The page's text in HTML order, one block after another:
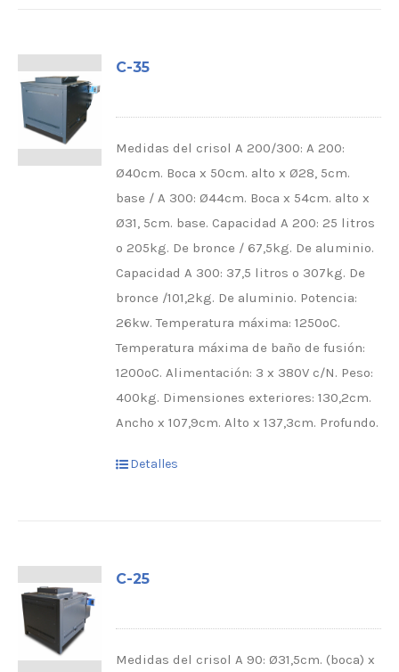
C-35
Medidas del crisol A 200/300: A 200:
Ø40cm. Boca x 50cm. alto x Ø28, 5cm.
base / A 300: Ø44cm. Boca x 54cm. alto x
Ø31, 5cm. base. Capacidad A 200: 25 litros
o 205kg. De bronce / 67,5kg. De aluminio.
Capacidad A 300: 37,5 litros o 307kg. De
bronce /101,2kg. De aluminio. Potencia:
26kw. Temperatura máxima: 1250ºC.
Temperatura máxima de baño de fusión:
1200ºC. Alimentación: 3 x 380V c/N. Peso:
400kg. Dimensiones exteriores: 130,2cm.
Ancho x 107,9cm. Alto x 137,3cm. Profundo.
Detalles
C-25
Medidas del crisol A 90: Ø31,5cm. (boca) x